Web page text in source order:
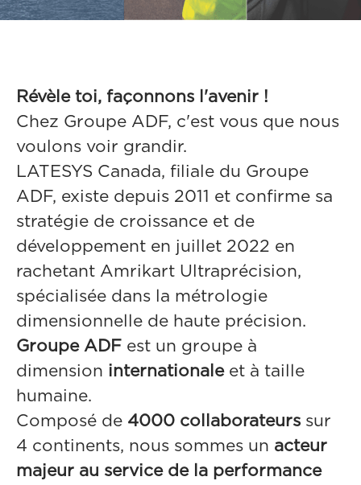
Révèle toi, façonnons l'avenir !
Chez Groupe ADF, c'est vous que nous
voulons voir grandir.
LATESYS Canada, filiale du Groupe
ADF, existe depuis 2011 et confirme sa
stratégie de croissance et de
développement en juillet 2022 en
rachetant Amrikart Ultraprécision,
spécialisée dans la métrologie
dimensionnelle de haute précision.
Groupe ADF est un groupe à
dimension internationale et à taille
humaine.
Composé de 4000 collaborateurs sur
4 continents, nous sommes un acteur
majeur au service de la performance